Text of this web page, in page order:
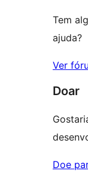
Tem
ajuda?
Ver
Doar
Doe